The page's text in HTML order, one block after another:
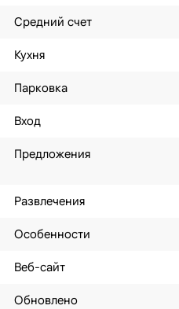
Средний счет
Кухня
Парковка
Вход
Предложения
Развлечения
Особенности
Веб-сайт
Обновлено